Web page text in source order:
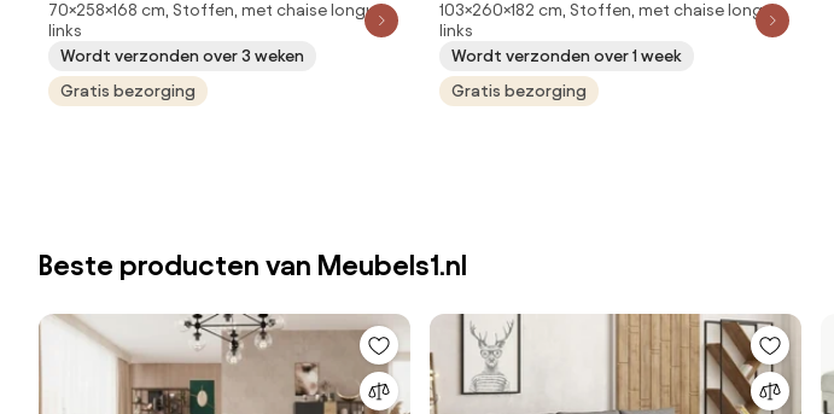
Aanwezig, 258x168x70cm, 104 kg,
Poten: Hout
70×258×168 cm, Stoffen, met chaise longue
links
Wordt verzonden over 3 weken
Gratis bezorging
Aanwezig, 260x182x103cm, 116 kg,
Poten: Kunststof, Metaal, Hout: Beuk,
Grenen
103×260×182 cm, Stoffen, met chaise longue
links
Wordt verzonden over 1 week
Gratis bezorging
Beste producten van Meubels1.nl